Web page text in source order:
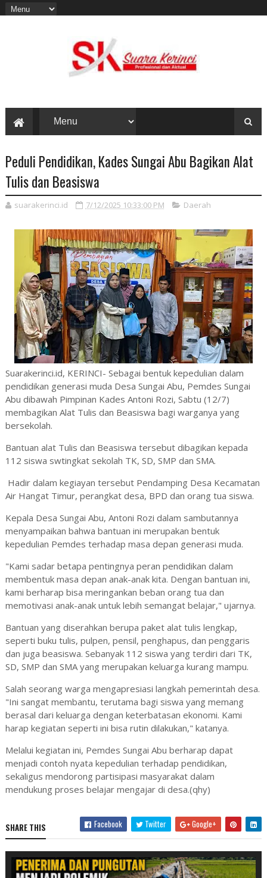
Peduli Pendidikan, Kades Sungai Abu Bagikan Alat
Tulis dan Beasiswa
suarakerinci.id 7/12/2025 10:33:00 PM Daerah
Suarakerinci.id, KERINCI- Sebagai bentuk kepedulian dalam
pendidikan generasi muda Desa Sungai Abu, Pemdes Sungai
Abu dibawah Pimpinan Kades Antoni Rozi, Sabtu (12/7)
membagikan Alat Tulis dan Beasiswa bagi warganya yang
bersekolah.
Bantuan alat Tulis dan Beasiswa tersebut dibagikan kepada
112 siswa swtingkat sekolah TK, SD, SMP dan SMA.
Hadir dalam kegiayan tersebutPendamping Desa Kecamatan
Air Hangat Timur, perangkat desa, BPD dan orang tua siswa.
Kepala Desa Sungai Abu, Antoni Rozi dalam sambutannya
menyampaikan bahwa bantuan ini merupakan bentuk
kepedulian Pemdes terhadap masa depan generasi muda.
"Kami sadar betapa pentingnya peran pendidikan dalam
membentuk masa depan anak-anak kita. Dengan bantuan ini,
kami berharap bisa meringankan beban orang tua dan
memotivasi anak-anak untuk lebih semangat belajar," ujarnya.
Bantuan yang diserahkan berupa paket alat tulis lengkap,
seperti buku tulis, pulpen, pensil, penghapus, dan penggaris
dan juga beasiswa. Sebanyak 112 siswa yang terdiri dari TK,
SD, SMP dan SMA yang merupakan keluarga kurang mampu.
Salah seorang warga mengapresiasi langkah pemerintah desa.
"Ini sangat membantu, terutama bagi siswa yang memang
berasal dari keluarga dengan keterbatasan ekonomi. Kami
harap kegiatan seperti ini bisa rutin dilakukan," katanya.
Melalui kegiatan ini, Pemdes Sungai Abu berharap dapat
menjadi contoh nyata kepedulian terhadap pendidikan,
sekaligus mendorong partisipasi masyarakat dalam
mendukung proses belajar mengajar di desa.(qhy)
SHARE THIS Facebook Twitter Google+